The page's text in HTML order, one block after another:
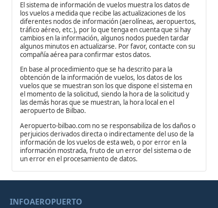
El sistema de información de vuelos muestra los datos de
los vuelos a medida que recibe las actualizaciones de los
diferentes nodos de información (aerolíneas, aeropuertos,
tráfico aéreo, etc.), por lo que tenga en cuenta que si hay
cambios en la información, algunos nodos pueden tardar
algunos minutos en actualizarse. Por favor, contacte con su
compañía aérea para confirmar estos datos.
En base al procedimiento que se ha descrito para la
obtención de la información de vuelos, los datos de los
vuelos que se muestran son los que dispone el sistema en
el momento de la solicitud, siendo la hora de la solicitud y
las demás horas que se muestran, la hora local en el
aeropuerto de Bilbao.
Aeropuerto-bilbao.com no se responsabiliza de los daños o
perjuicios derivados directa o indirectamente del uso de la
información de los vuelos de esta web, o por error en la
información mostrada, fruto de un error del sistema o de
un error en el procesamiento de datos.
INFOAEROPUERTO